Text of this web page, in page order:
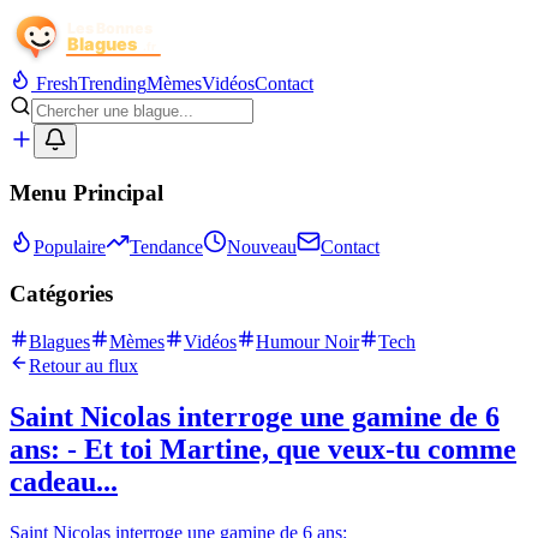
FreshTrendingMèmesVidéosContact
Menu Principal
Populaire Tendance Nouveau Contact
Catégories
Blagues Mèmes Vidéos Humour Noir
Tech
Retour au flux
Saint Nicolas interroge une gamine de 6
ans: - Et toi Martine, que veux-tu comme
cadeau...
Saint Nicolas interroge une gamine de 6 ans: